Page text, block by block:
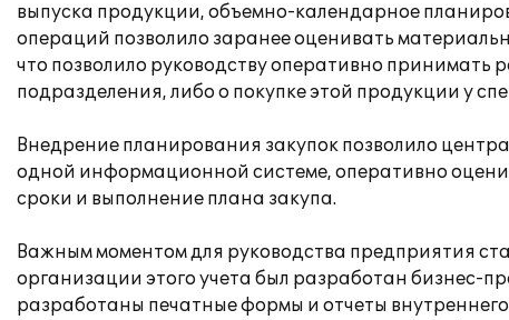
выпуска продукции, объемно-календарное
операций позволило заранее оценивать
что позволило руководству оперативно
подразделения, либо о покупке этой продукции у
Внедрение планирования закупок позволило
одной информационной системе, оперативно
сроки и выполнение плана закупа.
Важным моментом для руководства предприятия
организации этого учета был разработан бизнес-
разработаны печатные формы и отчеты